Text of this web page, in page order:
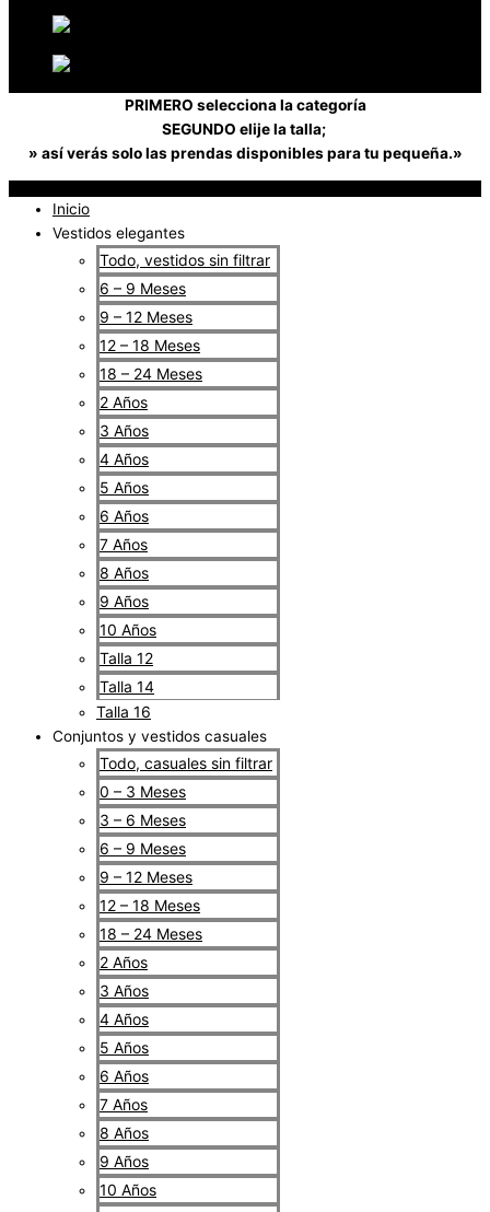
PRIMERO selecciona la categoría
SEGUNDO elije la talla;
» así verás solo las prendas disponibles para tu pequeña.»
Inicio
Vestidos elegantes
Todo, vestidos sin filtrar
6 – 9 Meses
9 – 12 Meses
12 – 18 Meses
18 – 24 Meses
2 Años
3 Años
4 Años
5 Años
6 Años
7 Años
8 Años
9 Años
10 Años
Talla 12
Talla 14
Talla 16
Conjuntos y vestidos casuales
Todo, casuales sin filtrar
0 – 3 Meses
3 – 6 Meses
6 – 9 Meses
9 – 12 Meses
12 – 18 Meses
18 – 24 Meses
2 Años
3 Años
4 Años
5 Años
6 Años
7 Años
8 Años
9 Años
10 Años